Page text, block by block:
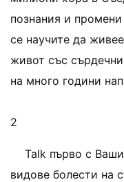
познания и
се научите да
живот със
на много години
2
Talk първо с
видове болести на